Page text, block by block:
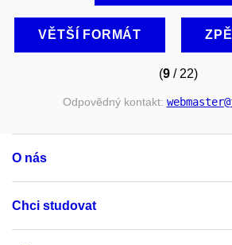
VĚTŠÍ FORMÁT
(9/ 22)
Odpovědný kontakt: webmaster
O nás
Chci studovat